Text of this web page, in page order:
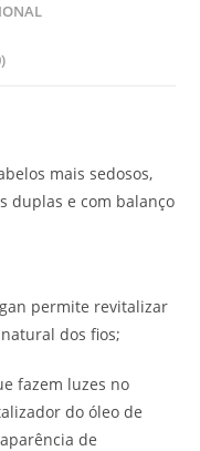
mais sedosos,
duplas e com balanço
permite revitalizar
dos fios;
fazem luzes no
do óleo de
de